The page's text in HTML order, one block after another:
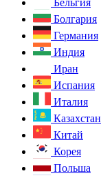
Бельгия
Болгария
Германия
Индия
Иран
Испания
Италия
Казахстан
Китай
Корея
Польша